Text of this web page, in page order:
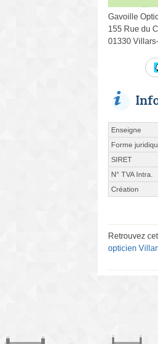
Gavoille
155 Rue du
01330
Enseigne
Forme
SIRET
N° TVA Intra.
Création
Retrouvez
opticien